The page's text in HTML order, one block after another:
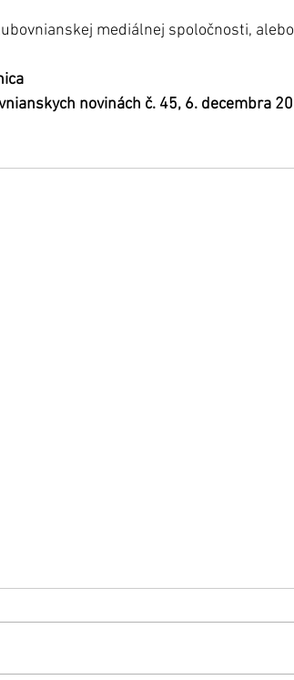
mediálnej spoločnosti,
novinách č. 45, 6. decembra